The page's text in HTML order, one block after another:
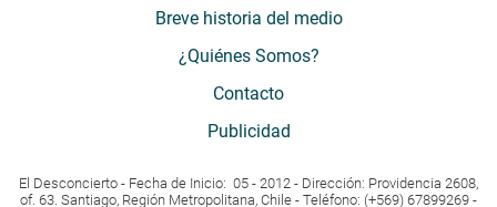
Breve historia del medio
¿Quiénes Somos?
Contacto
Publicidad
El Desconcierto - Fecha de Inicio: 05 - 2012 - Dirección: Providencia 2608,
of. 63. Santiago, Región Metropolitana, Chile - Teléfono: (+569) 67899269 -